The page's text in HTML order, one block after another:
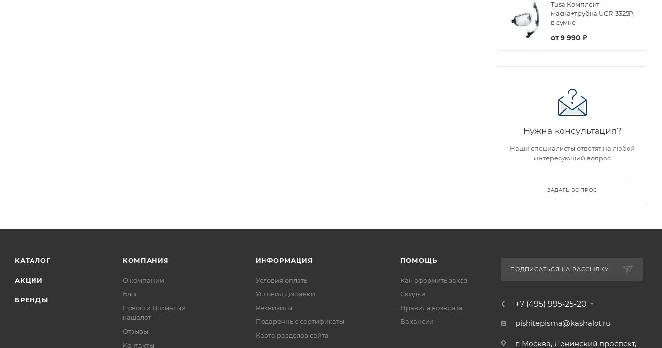
Tusa Комплект
маска+трубка UCR-3325P,
в сумке
от9 990 ₽
Нужна консультация?
Наши специалисты ответят на любой
интересующий вопрос
ЗАДАТЬ ВОПРОС
КАТАЛОГ
АКЦИИ
БРЕНДЫ
КОМПАНИЯ
О компании
Блог
Новости Лохматый
кашалот
Отзывы
Контакты
ИНФОРМАЦИЯ
Условия оплаты
Условия доставки
Реквизиты
Подарочные сертификаты
Карта разделов сайта
ПОМОЩЬ
Как оформить заказ
Скидки
Правила возврата
Вакансии
ПОДПИСАТЬСЯ НА РАССЫЛКУ
+7 (495) 995-25-20​
pishitepisma@kashalot.ru
г. Москва, Ленинский проспект,